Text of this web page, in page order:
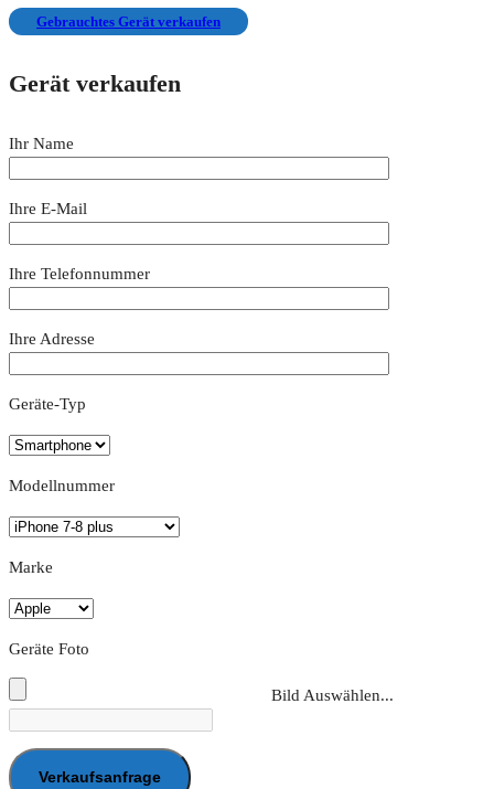
Gebrauchtes Gerät verkaufen
Gerät verkaufen
Ihr Name
Ihre E-Mail
Ihre Telefonnummer
Ihre Adresse
Geräte-Typ
Modellnummer
Marke
Geräte Foto
Bild Auswählen...
Verkaufsanfrage